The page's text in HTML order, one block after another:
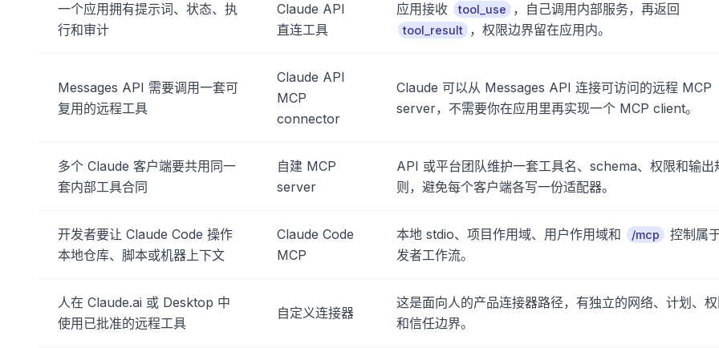
一个应用拥有提示词、状态、执
行和审计
Claude API
直连工具
应用接收 tool_use ，自己调用内部服务，再返回
tool_result ，权限边界留在应用内。
Messages API 需要调用一套可
复用的远程工具
Claude API
MCP
connector
Claude 可以从 Messages API 连接可访问的远程 MCP
server，不需要你在应用里再实现一个 MCP client。
多个 Claude 客户端要共用同一
套内部工具合同
自建 MCP
server
API 或平台团队维护一套工具名、schema、权限和输出
则，避免每个客户端各写一份适配器。
开发者要让 Claude Code 操作
本地仓库、脚本或机器上下文
Claude Code
MCP
本地 stdio、项目作用域、用户作用域和 /mcp
控制属
发者工作流。
人在 Claude.ai 或 Desktop 中
使用已批准的远程工具
自定义连接器
这是面向人的产品连接器路径，有独立的网络、计划、
和信任边界。